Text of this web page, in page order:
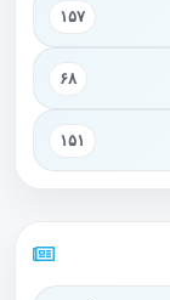
۱۵۷
۶۸
۱۵۱